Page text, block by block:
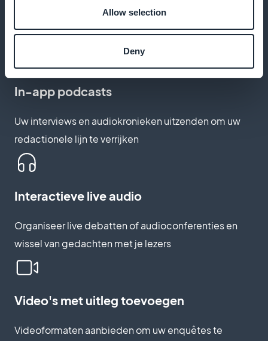
Allow selection
Deny
Breng je lezers op de hoogte van elke nieuwe
publicatie en vergroot het lezerspubliek
In-app podcasts
Uw interviews en audiokronieken uitzenden om uw
redactionele lijn te verrijken
Interactieve live audio
Organiseer live debatten of audioconferenties en
wissel van gedachten met je lezers
Video's met uitleg toevoegen
Videoformaten aanbieden om uw enquêtes te